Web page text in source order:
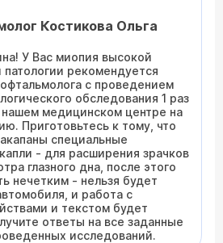
Костикова Ольга
У Вас миопия высокой
рекомендуется
с проведением
обследования 1 раз
медицинском центре на
Приготовьтесь к тому, что
специальные
- для расширения зрачков
глазного дна, после этого
нечетким - нельзя будет
и работа с
и текстом будет
ответы на все заданные
исследований.